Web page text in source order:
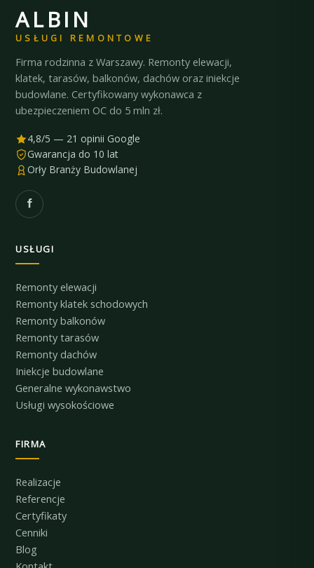
ALBIN
USŁUGI REMONTOWE
Firma rodzinna z Warszawy. Remonty elewacji,
klatek, tarasów, balkonów, dachów oraz iniekcje
budowlane. Certyfikowany wykonawca z
ubezpieczeniem OC do 5 mln zł.
4,8/5 — 21 opinii Google
Gwarancja do 10 lat
Orły Branży Budowlanej
USŁUGI
Remonty elewacji
Remonty klatek schodowych
Remonty balkonów
Remonty tarasów
Remonty dachów
Iniekcje budowlane
Generalne wykonawstwo
Usługi wysokościowe
FIRMA
Realizacje
Referencje
Certyfikaty
Cenniki
Blog